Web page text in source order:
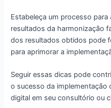
Estabeleça um processo
resultados da harmonização
dos resultados obtidos pode
para aprimorar a
Seguir essas dicas pode
o sucesso da implementação
digital em seu consultório ou